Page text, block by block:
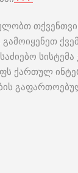
გამოიყენეთ
სისტემა
ქართულ